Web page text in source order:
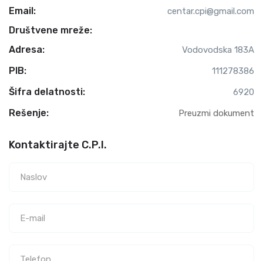
Email: centar.cpi@gmail.com
Društvene mreže:
Adresa:
Vodovodska 183A
PIB: 111278386
Šifra delatnosti: 6920
Rešenje: Preuzmi dokument
Kontaktirajte C.P.I.